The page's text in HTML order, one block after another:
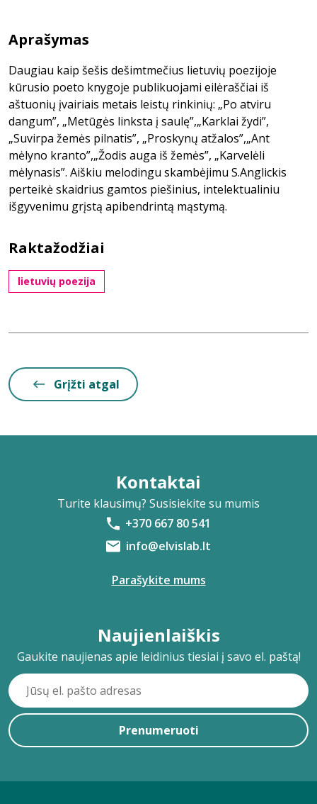
Aprašymas
Daugiau kaip šešis dešimtmečius lietuvių poezijoje
kūrusio poeto knygoje publikuojami eilėraščiai iš
aštuonių įvairiais metais leistų rinkinių: „Po atviru
dangum”, „Metūgės linksta į saulę”,„Karklai žydi”,
„Suvirpa žemės pilnatis”, „Proskynų atžalos”,„Ant
mėlyno kranto”,„Žodis auga iš žemės”, „Karvelėli
mėlynasis”. Aiškiu melodingu skambėjimu S.Anglickis
perteikė skaidrius gamtos piešinius, intelektualiniu
išgyvenimu grįstą apibendrintą mąstymą.
Raktažodžiai
lietuvių poezija
Grįžti atgal
Kontaktai
Turite klausimų? Susisiekite su mumis
+370 667 80 541
info@elvislab.lt
Parašykite mums
Naujienlaiškis
Gaukite naujienas apie leidinius tiesiai į savo el. paštą!
Prenumeruoti